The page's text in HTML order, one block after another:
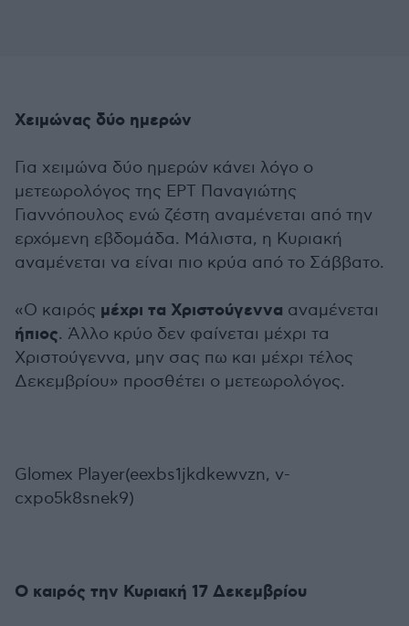
Χειμώνας δύο ημερών
Για χειμώνα δύο ημερών κάνει λόγο ο
μετεωρολόγος της ΕΡΤ Παναγιώτης
Γιαννόπουλος ενώ ζέστη αναμένεται από την
ερχόμενη εβδομάδα. Μάλιστα, η Κυριακή
αναμένεται να είναι πιο κρύα από το Σάββατο.
«Ο καιρός μέχρι τα Χριστούγεννα αναμένεται
ήπιος. Άλλο κρύο δεν φαίνεται μέχρι τα
Χριστούγεννα, μην σας πω και μέχρι τέλος
Δεκεμβρίου» προσθέτει ο μετεωρολόγος.
Glomex Player(eexbs1jkdkewvzn, v-
cxpo5k8snek9)
Ο καιρός την Κυριακή 17 Δεκεμβρίου